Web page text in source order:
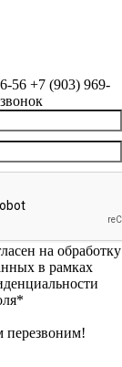
56 +7 (903) 969-
на обработку
в рамках